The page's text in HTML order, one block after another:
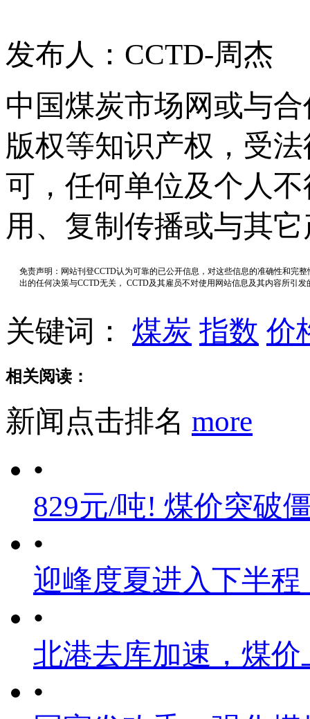
发布人：CCTD-周杰
中国煤炭市场网或与
版权等知识产权，受
可，任何单位及个人
用、复制传播或与其
免责声明：网站刊登CCTD认为可靠的已公开信息，对这些信息的准确性和完
出的任何决策与CCTD无关， CCTD及其雇员不对使用网站信息及其内容所引
关键词： 煤炭 指数 价
相关阅读：
新闻点击排名 more
•
829元/吨! 煤价突破
•
迎峰度夏进入下半
•
北港去库加速，煤
•